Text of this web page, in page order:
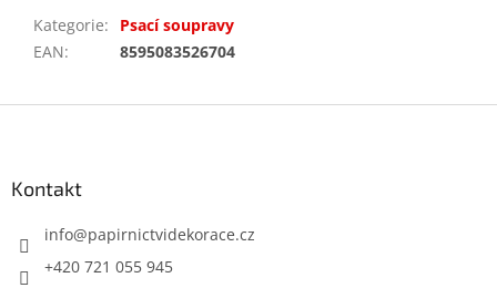
Kategorie:
Psací soupravy
EAN: 8595083526704
Kontakt
info@papirnictvidekorace.cz
+420 721 055 945